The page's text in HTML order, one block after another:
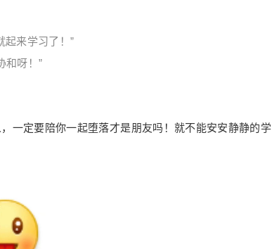
起来学习了！”
和呀！”
一定要陪你一起堕落才是朋友吗！就不能安安静静的学